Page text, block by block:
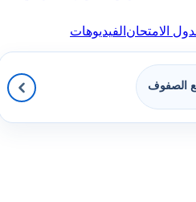
الامتحانالفيديوهات
الصفوف